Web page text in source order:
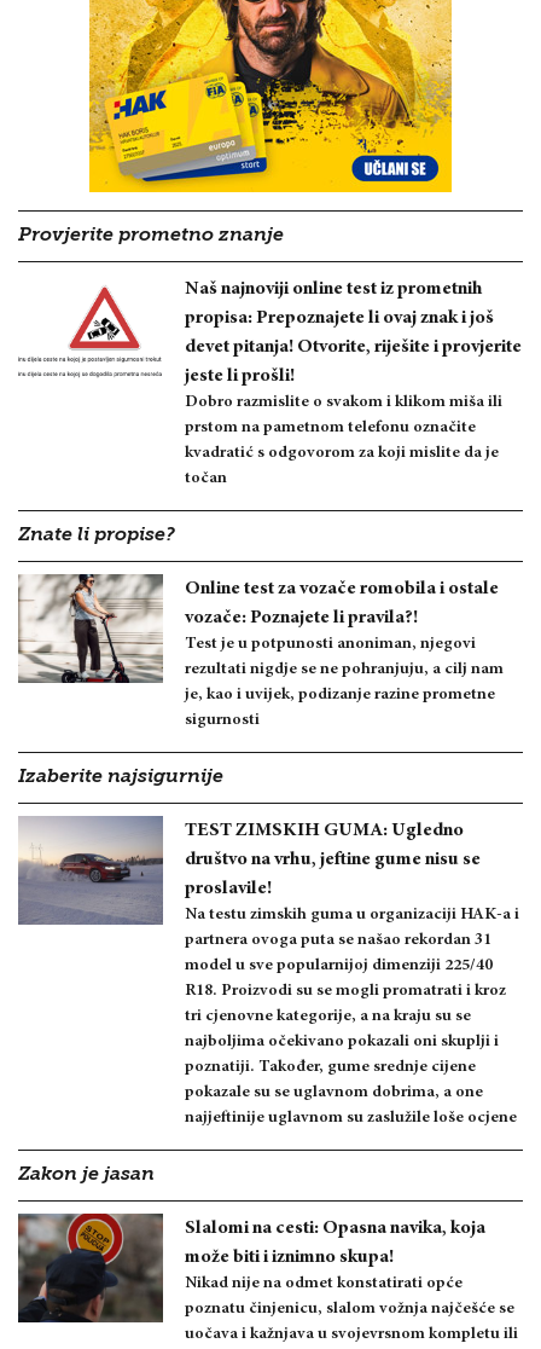
Provjerite prometno znanje
Naš najnoviji online test iz prometnih
propisa: Prepoznajete li ovaj znak i još
devet pitanja! Otvorite, riješite i provjerite
jeste li prošli!
Dobro razmislite o svakom i klikom miša ili
prstom na pametnom telefonu označite
kvadratić s odgovorom za koji mislite da je
točan
Znate li propise?
Online test za vozače romobila i ostale
vozače: Poznajete li pravila?!
Test je u potpunosti anoniman, njegovi
rezultati nigdje se ne pohranjuju, a cilj nam
je, kao i uvijek, podizanje razine prometne
sigurnosti
Izaberite najsigurnije
TEST ZIMSKIH GUMA: Ugledno
društvo na vrhu, jeftine gume nisu se
proslavile!
Na testu zimskih guma u organizaciji HAK-a i
partnera ovoga puta se našao rekordan 31
model u sve popularnijoj dimenziji 225/40
R18. Proizvodi su se mogli promatrati i kroz
tri cjenovne kategorije, a na kraju su se
najboljima očekivano pokazali oni skuplji i
poznatiji. Također, gume srednje cijene
pokazale su se uglavnom dobrima, a one
najjeftinije uglavnom su zaslužile loše ocjene
Zakon je jasan
Slalomi na cesti: Opasna navika, koja
može biti i iznimno skupa!
Nikad nije na odmet konstatirati opće
poznatu činjenicu, slalom vožnja najčešće se
uočava i kažnjava u svojevrsnom kompletu ili